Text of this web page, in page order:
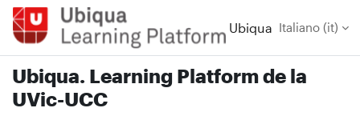
Vai al contenuto principale
Ubiqua Italiano ‎(it)‎
Ubiqua. Learning Platform de la
UVic-UCC